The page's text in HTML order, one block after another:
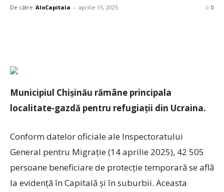
De către AloCapitala - aprilie 15, 2025 0
Municipiul Chișinău rămâne principala
localitate-gazdă pentru refugiații din Ucraina.
Conform datelor oficiale ale Inspectoratului
General pentru Migrație (14 aprilie 2025), 42 505
persoane beneficiare de protecție temporară se află
la evidență în Capitală și în suburbii. Aceasta